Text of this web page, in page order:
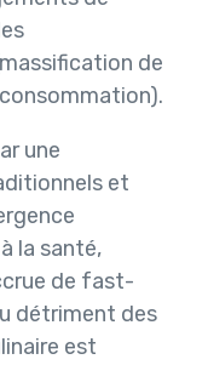
de
une
et
la santé,
de fast-
détriment des
est